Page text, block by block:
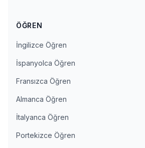
ÖĞREN
İngilizce Öğren
İspanyolca Öğren
Fransızca Öğren
Almanca Öğren
İtalyanca Öğren
Portekizce Öğren